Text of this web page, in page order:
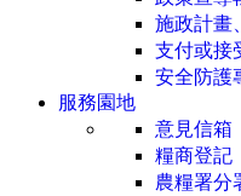
施政計畫
支付或接
安全防護
服務園地
意見信箱
糧商登記
農糧署分